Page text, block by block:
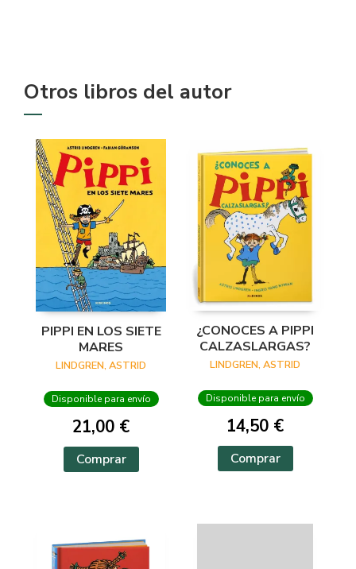
Otros libros del autor
PIPPI EN LOS SIETE
MARES
LINDGREN, ASTRID
Disponible para envío
21,00 €
Comprar
¿CONOCES A PIPPI
CALZASLARGAS?
LINDGREN, ASTRID
Disponible para envío
14,50 €
Comprar